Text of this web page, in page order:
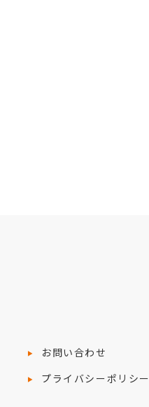
お問い合わせ
プライバシーポリシー